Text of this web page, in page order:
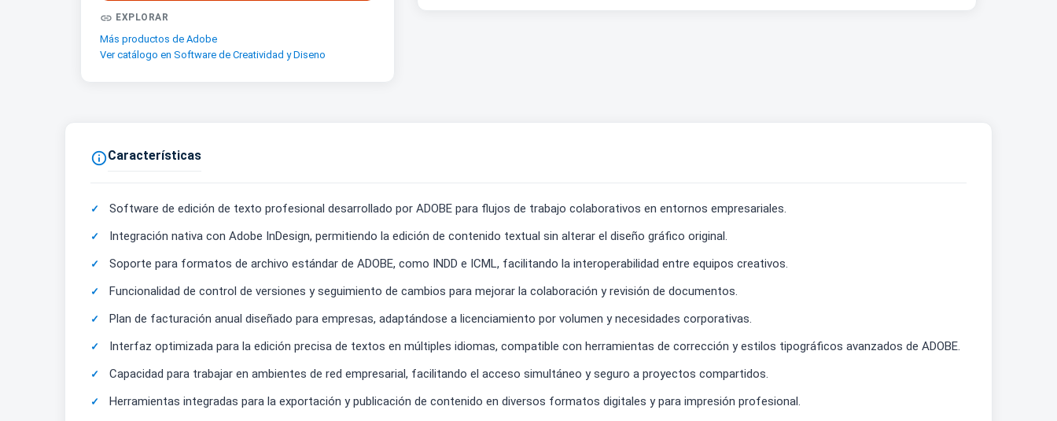
 EXPLORAR
Más productos de Adobe
Ver catálogo en Software de Creatividad y Diseno
Características
Software de edición de texto profesional desarrollado por ADOBE para flujos de trabajo colaborativos en entornos empresariales.
Integración nativa con Adobe InDesign, permitiendo la edición de contenido textual sin alterar el diseño gráfico original.
Soporte para formatos de archivo estándar de ADOBE, como INDD e ICML, facilitando la interoperabilidad entre equipos creativos.
Funcionalidad de control de versiones y seguimiento de cambios para mejorar la colaboración y revisión de documentos.
Plan de facturación anual diseñado para empresas, adaptándose a licenciamiento por volumen y necesidades corporativas.
Interfaz optimizada para la edición precisa de textos en múltiples idiomas, compatible con herramientas de corrección y estilos tipográficos avanzados de ADOBE.
Capacidad para trabajar en ambientes de red empresarial, facilitando el acceso simultáneo y seguro a proyectos compartidos.
Herramientas integradas para la exportación y publicación de contenido en diversos formatos digitales y para impresión profesional.